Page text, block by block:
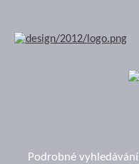
Podrobné vyhledávání